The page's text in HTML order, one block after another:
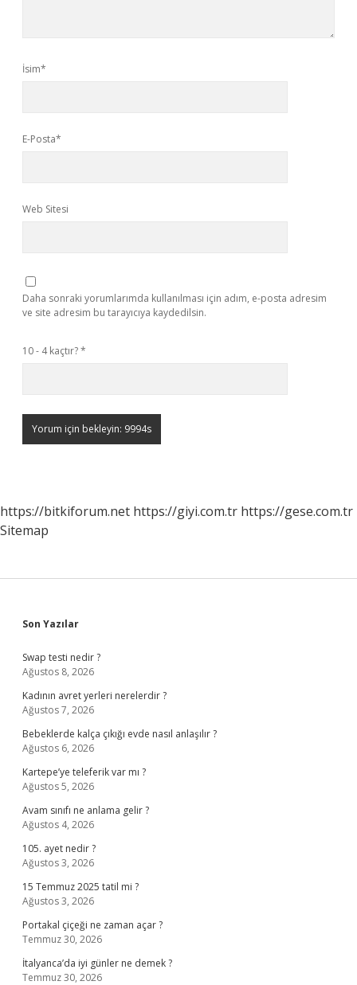
İsim*
E-Posta*
Web Sitesi
Daha sonraki yorumlarımda kullanılması için adım, e-posta adresim
ve site adresim bu tarayıcıya kaydedilsin.
10 - 4 kaçtır?*
https://bitkiforum.net https://giyi.com.tr https://gese.com.tr
Sitemap
Sidebar
Son Yazılar
Swap testi nedir ?
Ağustos 8, 2026
Kadının avret yerleri nerelerdir ?
Ağustos 7, 2026
Bebeklerde kalça çıkığı evde nasıl anlaşılır ?
Ağustos 6, 2026
Kartepe’ye teleferik var mı ?
Ağustos 5, 2026
Avam sınıfı ne anlama gelir ?
Ağustos 4, 2026
105. ayet nedir ?
Ağustos 3, 2026
15 Temmuz 2025 tatil mi ?
Ağustos 3, 2026
Portakal çiçeği ne zaman açar ?
Temmuz 30, 2026
İtalyanca’da iyi günler ne demek ?
Temmuz 30, 2026